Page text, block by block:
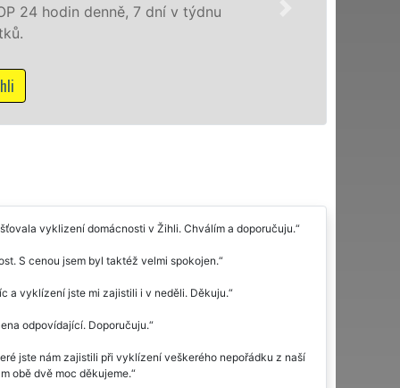
kvalitně odvedené práce, a
vyklizení domácnosti v Žihli. Chválím a doporučuju.
S cenou jsem byl taktéž velmi spokojen.
a vyklízení jste mi zajistili i v neděli. Děkuju.
odpovídající. Doporučuju.
jste nám zajistili při vyklízení veškerého nepořádku z naší
obě dvě moc děkujeme.